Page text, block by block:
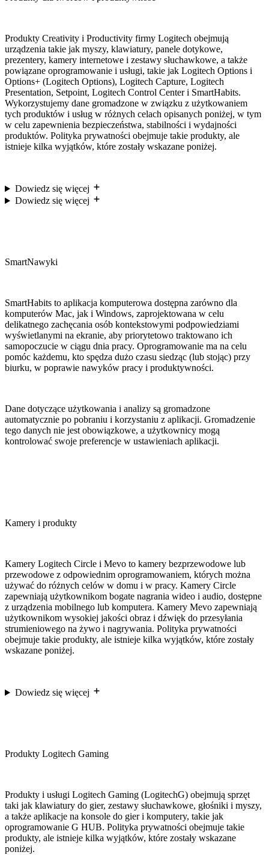
Produkty Creativity i Productivity firmy Logitech obejmują
urządzenia takie jak myszy, klawiatury, panele dotykowe,
prezentery, kamery internetowe i zestawy słuchawkowe, a także
powiązane oprogramowanie i usługi, takie jak Logitech Options i
Options+ (Logitech Options), Logitech Capture, Logitech
Presentation, Setpoint, Logitech Control Center i SmartHabits.
Wykorzystujemy dane gromadzone w związku z użytkowaniem
tych produktów i usług w różnych celach opisanych poniżej, w tym
w celu zapewnienia bezpieczeństwa, stabilności i wydajności
produktów. Polityka prywatności obejmuje takie produkty, ale
istnieje kilka wyjątków, które zostały wskazane poniżej.
Dowiedz się więcej
Dowiedz się więcej
SmartNawyki
SmartHabits to aplikacja komputerowa dostępna zarówno dla
komputerów Mac, jak i Windows, zaprojektowana w celu
delikatnego zachęcania osób kontekstowymi podpowiedziami
wyświetlanymi na ekranie, aby priorytetowo traktowano ich
samopoczucie w ciągu dnia pracy. Oprogramowanie ma na celu
pomóc każdemu, kto spędza dużo czasu siedząc (lub stojąc) przy
biurku, w poprawie nawyków pracy i produktywności.
Dane dotyczące użytkowania i analizy są gromadzone
automatycznie po pobraniu i korzystaniu z aplikacji. Gromadzenie
tego danych nie jest obowiązkowe, a użytkownicy mogą
kontrolować swoje preferencje w ustawieniach aplikacji.
Kamery i produkty
Kamery Logitech Circle i Mevo to kamery bezprzewodowe lub
przewodowe z odpowiednim oprogramowaniem, których można
używać do różnych celów w domu i w pracy. Kamery Circle
zapewniają użytkownikom bogate nagrania wideo i audio, dostępne
z urządzenia mobilnego lub komputera. Kamery Mevo zapewniają
użytkownikom wysokiej jakości obraz i dźwięk do przesyłania
strumieniowego na żywo i nagrywania. Polityka prywatności
obejmuje takie produkty, ale istnieje kilka wyjątków, które zostały
wskazane poniżej.
Dowiedz się więcej
Produkty Logitech Gaming
Produkty i usługi Logitech Gaming (LogitechG) obejmują sprzęt
taki jak klawiatury do gier, zestawy słuchawkowe, głośniki i myszy,
a także aplikacje na konsole do gier i komputery, takie jak
oprogramowanie G HUB. Polityka prywatności obejmuje takie
produkty, ale istnieje kilka wyjątków, które zostały wskazane
poniżej.